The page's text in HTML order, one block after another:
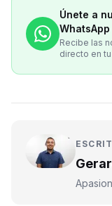
Únete a
WhatsApp
Recibe las
directo en